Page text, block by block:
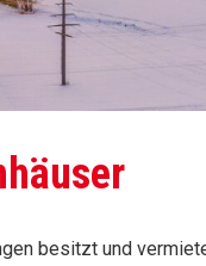
besitzt und